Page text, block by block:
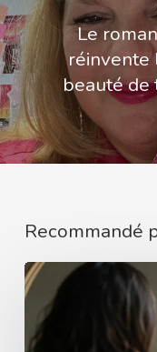
Le
réinvente
beauté de
Recommandé
Et
si
tu